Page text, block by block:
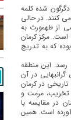
دگرگون شده كلمه
کنند. در حالی
از طهمورث به
مركز كرمان
که به تدریج
رسد. این منطقه
در آن
در كرمان
تخریب، مرمت و
در مقایسه با
است. همین